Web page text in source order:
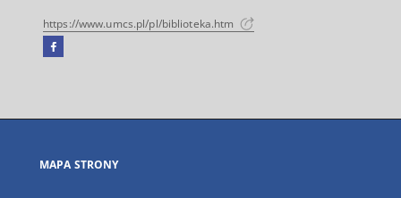
https://www.umcs.pl/pl/biblioteka.htm
Facebook
się
karcie
MAPA STRONY